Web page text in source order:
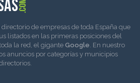
directorio de empresas de toda España que
listados en las primeras posiciones del
la red, el gigante Google. En nuestro
anuncios por categorías y municipios